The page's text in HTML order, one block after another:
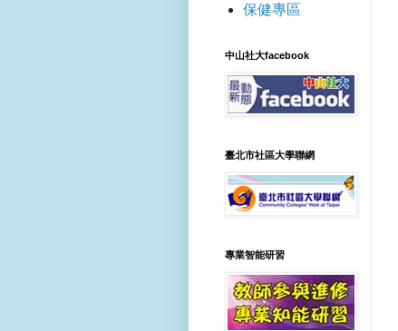
保健專區
中山社大facebook
臺北市社區大學聯網
專業智能研習